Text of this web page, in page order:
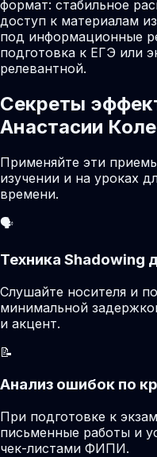
формат: стабильное
доступ к материалам
под информационные
подготовка к ЕГЭ или
релевантной.
Секреты
Анастасии
Применяйте эти
изучении и на уроках
времени.
🗣️
Техника Shadowing
Слушайте носителя и
минимальной
и акцент.
📝
Анализ ошибок по
При подготовке к
письменные работы и
чек-листами ФИПИ.